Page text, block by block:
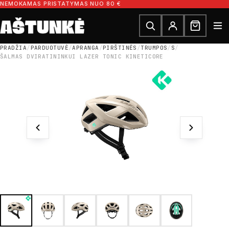
Pereiti prie turinio
NEMOKAMAS PRISTATYMAS NUO 80 €
Ieškoti dalių
Ieškoti
PRADŽIA/PARDUOTUVĖ/APRANGA /PIRŠTINĖS /TRUMPOS/ S/
ŠALMAS DVIRATININKUI LAZER TONIC KINETICORE